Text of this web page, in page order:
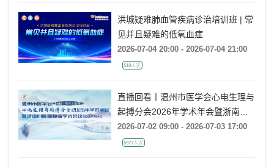
洪城疑难肺血管疾病诊治培训班 | 常
见并且疑难的低氧血症
2026-07-04 20:00 - 2026-07-04 21:00
610人次
直播回看丨温州市医学会心电生理与
起搏分会2026年学术年会暨浙南心
脏瓣膜病学术会议
2026-07-02 09:00 - 2026-07-03 17:00
5977人次